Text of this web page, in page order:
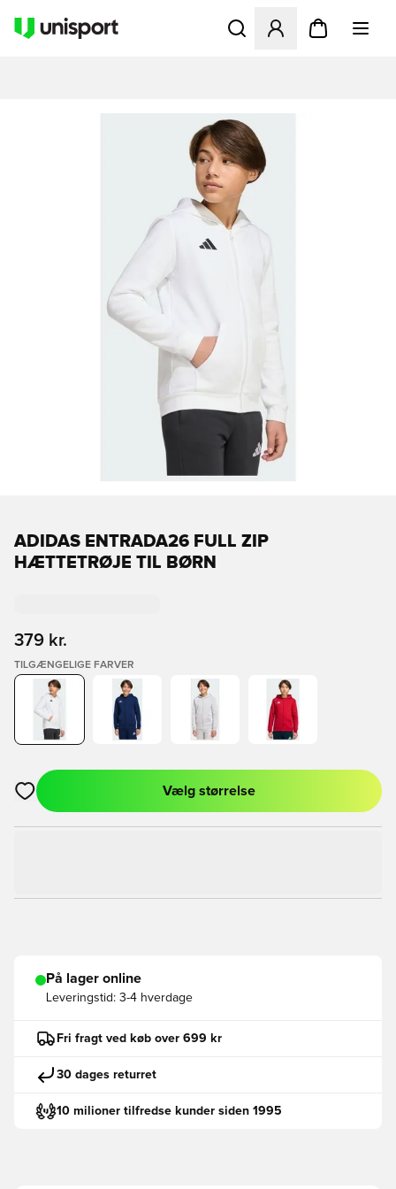
Åbner en Modal til at
ADIDAS ENTRADA26 FULL ZIP
HÆTTETRØJE TIL BØRN
379 kr.
TILGÆNGELIGE FARVER
Åbner en Modal til at logge ind eller tilmelde dig som medlem
Vælg størrelse
På lager online
Leveringstid: 3-4 hverdage
Fri fragt ved køb over 699 kr
30 dages returret
10 milioner tilfredse kunder siden 1995